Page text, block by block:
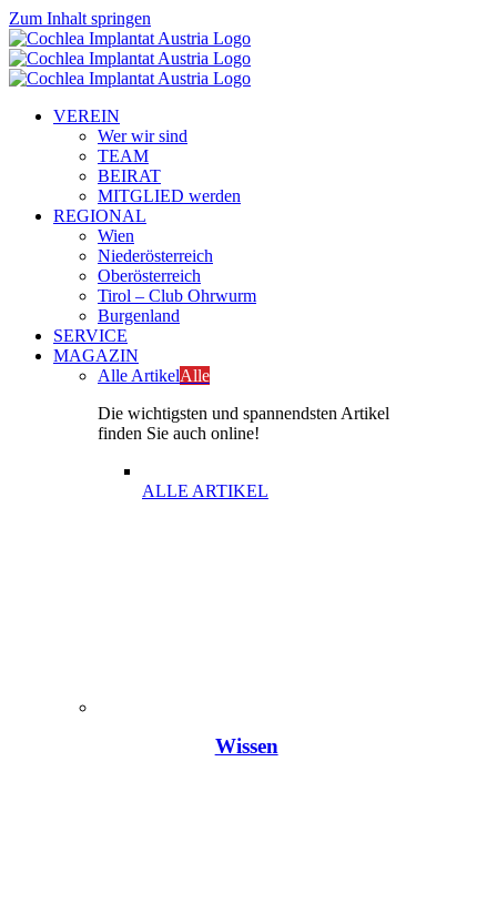
Zum Inhalt springen
VEREIN
Wer wir sind
TEAM
BEIRAT
MITGLIED werden
REGIONAL
Wien
Niederösterreich
Oberösterreich
Tirol – Club Ohrwurm
Burgenland
SERVICE
MAGAZIN
Alle ArtikelAlle
Die wichtigsten und spannendsten Artikel
finden Sie auch online!
ALLE ARTIKEL
Wissen